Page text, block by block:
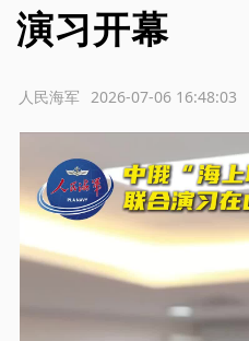
演习开幕
2026-07-06 16:48:03
人民海军